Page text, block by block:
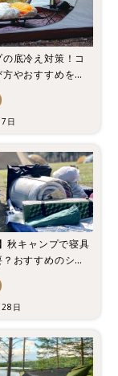
底冷え対策！コ
やおすすめを紹
日
秋キャンプで寝具
おすすめのシュ
策など紹介
日